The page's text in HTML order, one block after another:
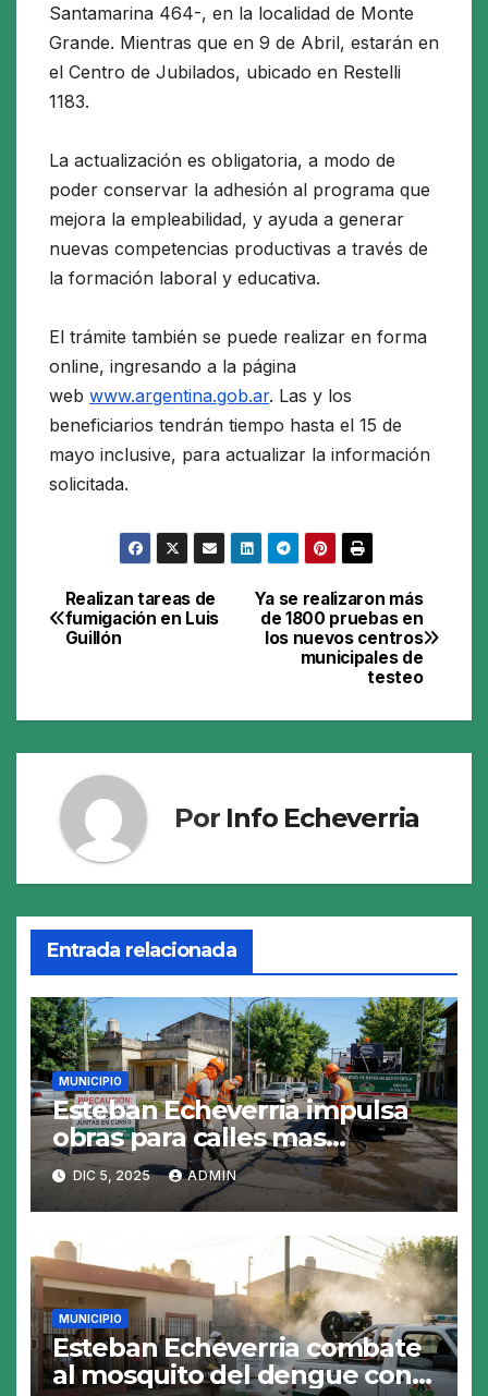
Santamarina 464-, en la localidad de Monte
Grande. Mientras que en 9 de Abril, estarán en
el Centro de Jubilados, ubicado en Restelli
1183.
La actualización es obligatoria, a modo de
poder conservar la adhesión al programa que
mejora la empleabilidad, y ayuda a generar
nuevas competencias productivas a través de
la formación laboral y educativa.
El trámite también se puede realizar en forma
online, ingresando a la página
web www.argentina.gob.ar. Las y los
beneficiarios tendrán tiempo hasta el 15 de
mayo inclusive, para actualizar la información
solicitada.
Navegación
de
Ya se realizaron más
de 1800 pruebas en
los nuevos centros
municipales de
testeo
Realizan tareas de
fumigación en Luis
Guillón
Por Info Echeverria
Entrada relacionada
MUNICIPIO
Esteban Echeverria impulsa
obras para calles mas
resistentes y seguras
DIC 5, 2025 ADMIN
MUNICIPIO
Esteban Echeverria combate
al mosquito del dengue con